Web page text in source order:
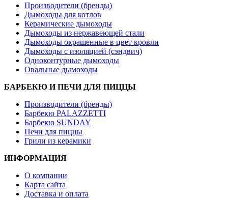
Производители (бренды)
Дымоходы для котлов
Керамические дымоходы
Дымоходы из нержавеющей стали
Дымоходы окрашенные в цвет кровли
Дымоходы с изоляцией (сэндвич)
Одноконтурные дымоходы
Овальные дымоходы
БАРБЕКЮ И ПЕЧИ ДЛЯ ПИЦЦЫ
Производители (бренды)
Барбекю PALAZZETTI
Барбекю SUNDAY
Печи для пиццы
Грили из керамики
ИНФОРМАЦИЯ
О компании
Карта сайта
Доставка и оплата